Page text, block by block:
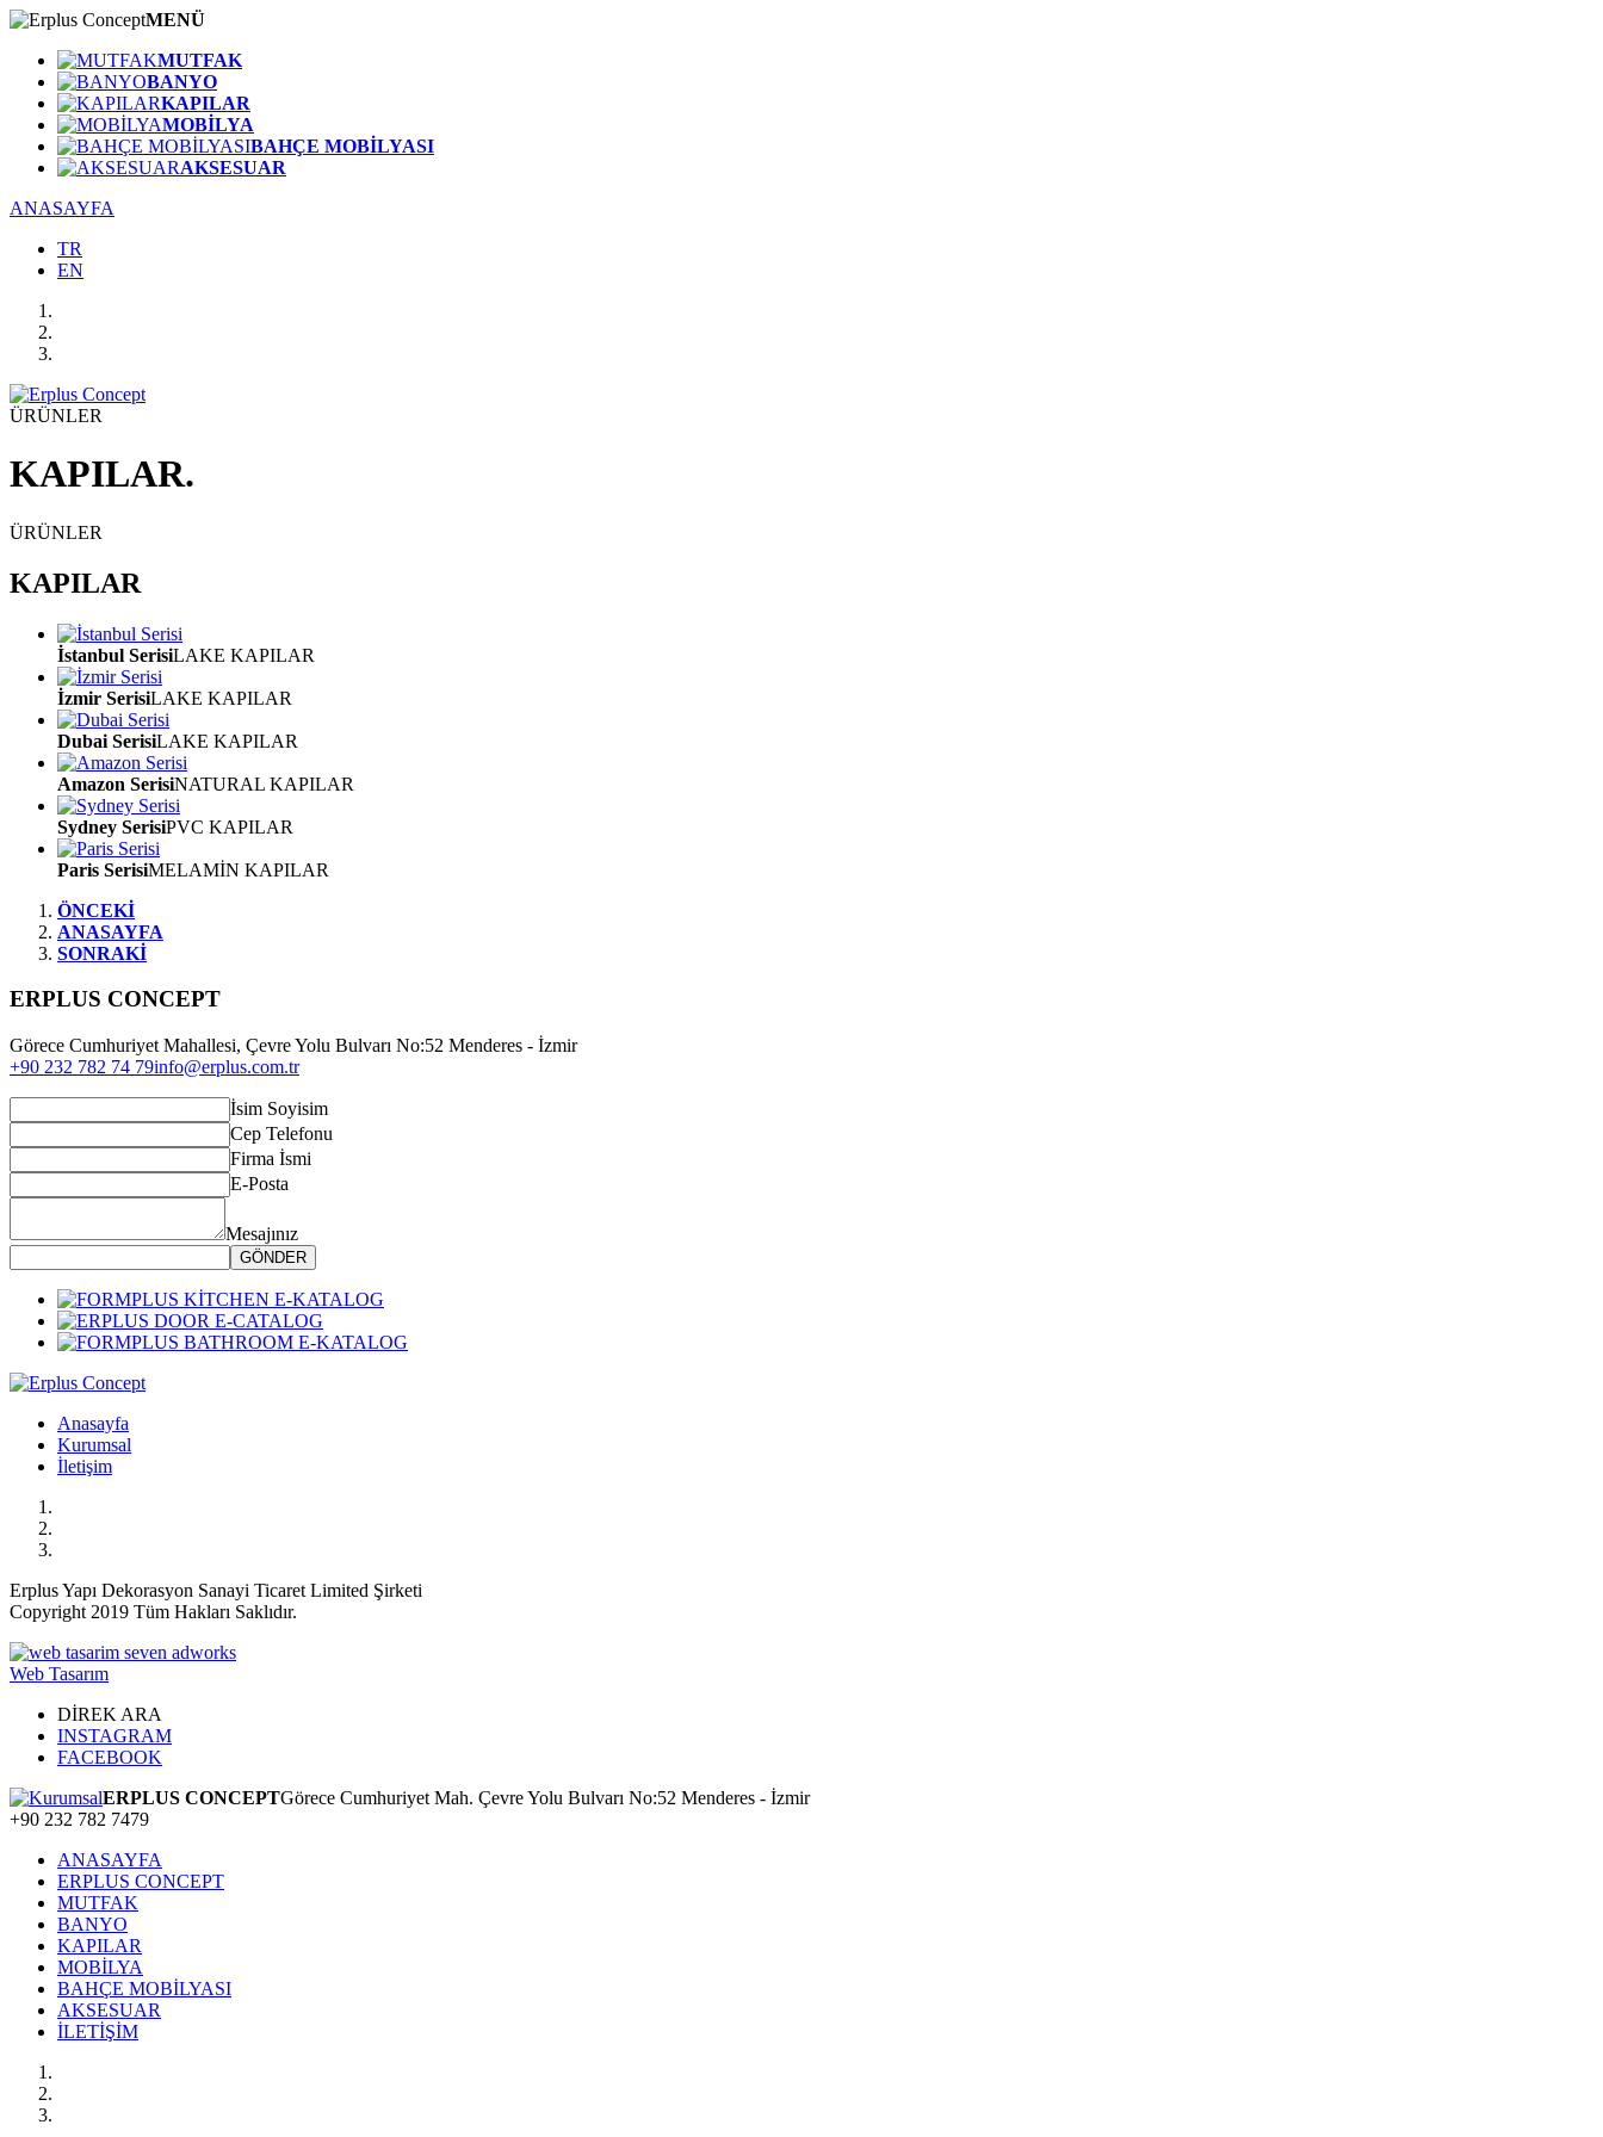
MENÜ
MUTFAK
BANYO
KAPILAR
MOBİLYA
BAHÇE MOBİLYASI
AKSESUAR
ANASAYFA
TR
EN
ÜRÜNLER
KAPILAR.
ÜRÜNLER
KAPILAR
İstanbul SerisiLAKE KAPILAR
İzmir SerisiLAKE KAPILAR
Dubai SerisiLAKE KAPILAR
Amazon SerisiNATURAL KAPILAR
Sydney SerisiPVC KAPILAR
Paris SerisiMELAMİN KAPILAR
ÖNCEKİ
ANASAYFA
SONRAKİ
ERPLUS CONCEPT
Görece Cumhuriyet Mahallesi, Çevre Yolu Bulvarı No:52 Menderes - İzmir
+90 232 782 74 79info@erplus.com.tr
İsim Soyisim
Cep Telefonu
Firma İsmi
E-Posta
Mesajınız
GÖNDER
Anasayfa
Kurumsal
İletişim
Erplus Yapı Dekorasyon Sanayi Ticaret Limited Şirketi
Copyright 2019 Tüm Hakları Saklıdır.
Web Tasarım
DİREK ARA
INSTAGRAM
FACEBOOK
ERPLUS CONCEPTGörece Cumhuriyet Mah. Çevre Yolu Bulvarı No:52 Menderes - İzmir
+90 232 782 7479
ANASAYFA
ERPLUS CONCEPT
MUTFAK
BANYO
KAPILAR
MOBİLYA
BAHÇE MOBİLYASI
AKSESUAR
İLETİŞİM